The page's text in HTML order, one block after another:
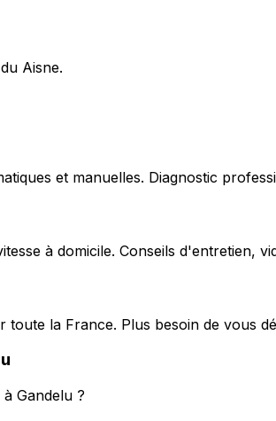
Aisne.
et manuelles. Diagnostic
à domicile. Conseils d'entretien,
la France. Plus besoin de vous
Gandelu ?